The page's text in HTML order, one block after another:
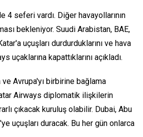
4 seferi vardı. Diğer havayollarının
bekleniyor. Suudi Arabistan, BAE,
uçuşları durdurduklarını ve hava
uçaklarına kapattıklarını açıkladı.
Avrupa'yı birbirine bağlama
Airways diplomatik ilişkilerin
çıkacak kuruluş olabilir. Dubai, Abu
uçuşları duracak. Bu her gün onlarca